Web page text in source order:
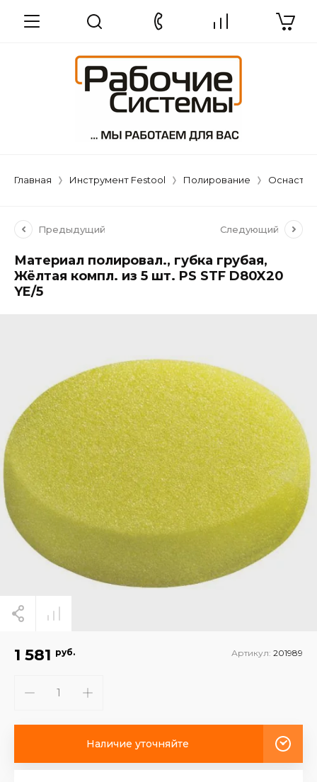
Главная Инструмент Festool Полирование
Предыдущий Следующий
Материал полировал., губка грубая,
Жёлтая компл. из 5 шт. PS STF D80X20
YE/5
1 581 руб. Артикул: 201989
Наличие уточняйте